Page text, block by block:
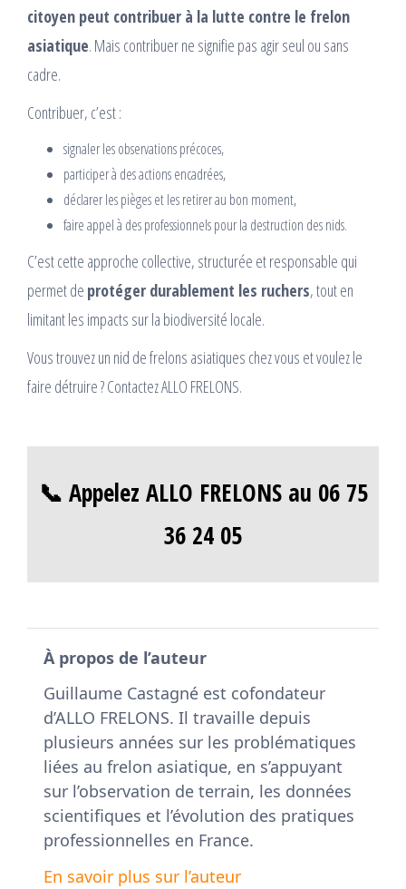
citoyen peut contribuer à la lutte contre le frelon
asiatique. Mais contribuer ne signifie pas agir seul ou sans
cadre.
Contribuer, c’est :
signaler les observations précoces,
participer à des actions encadrées,
déclarer les pièges et les retirer au bon moment,
faire appel à des professionnels pour la destruction des nids.
C’est cette approche collective, structurée et responsable qui
permet de protéger durablement les ruchers, tout en
limitant les impacts sur la biodiversité locale.
Vous trouvez un nid de frelons asiatiques chez vous et voulez le
faire détruire ? Contactez ALLO FRELONS.
📞 Appelez ALLO FRELONS au 06 75
36 24 05
À propos de l’auteur
Guillaume Castagné est cofondateur
d’ALLO FRELONS. Il travaille depuis
plusieurs années sur les problématiques
liées au frelon asiatique, en s’appuyant
sur l’observation de terrain, les données
scientifiques et l’évolution des pratiques
professionnelles en France.
En savoir plus sur l’auteur